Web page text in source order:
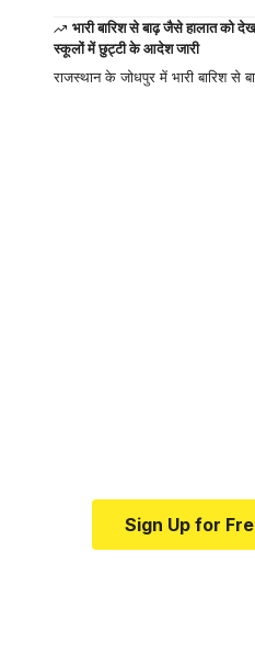
भारी बारिश से बाढ़ जैसे हालात को
स्कूलों में छुट्टी के आदेश जारी
राजस्थान के जोधपुर में भारी बारिश से
Sign Up for